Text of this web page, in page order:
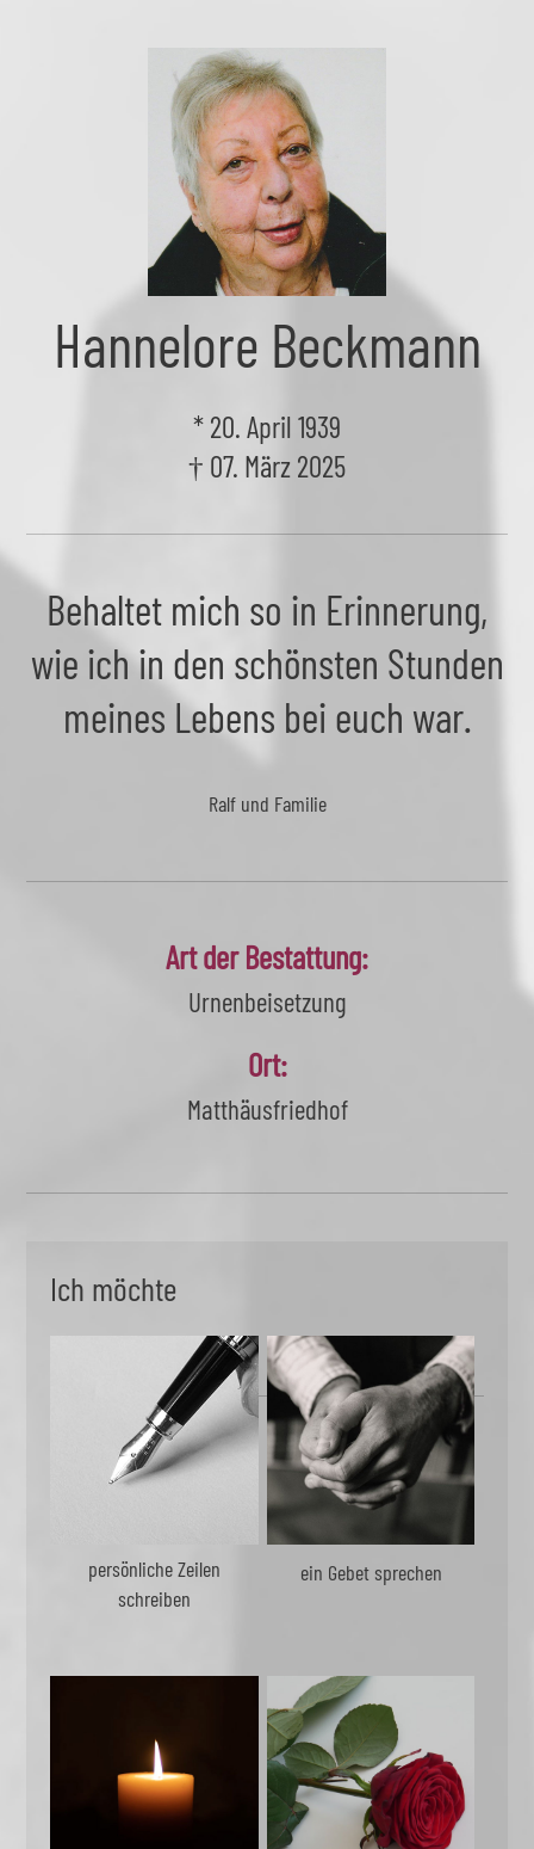
Hannelore Beckmann
* 20. April 1939
† 07. März 2025
Behaltet mich so in Erinnerung,
wie ich in den schönsten Stunden
meines Lebens bei euch war.
Ralf und Familie
Art der Bestattung:
Urnenbeisetzung
Ort:
Matthäusfriedhof
Ich möchte
persönliche Zeilen
schreiben
ein Gebet sprechen